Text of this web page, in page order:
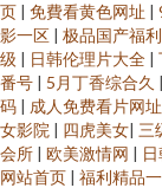
页 | 免費看黄色网址 |
影一区 | 极品国产福利
级 | 日韩伦理片大全 |
番号 | 5月丁香综合久 |
码 | 成人免费看片网址
女影院 | 四虎美女| 三
会所 | 欧美激情网 |
网站首页 | 福利精品一